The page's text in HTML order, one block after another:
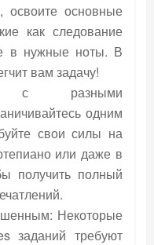
основные
как следование
в нужные ноты. В
вам задачу!
с разными
одним
свои силы на
или даже в
получить полный
Некоторые
заданий требуют